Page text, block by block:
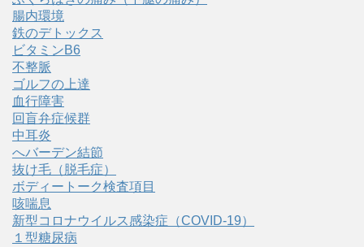
腸内環境
鉄のデトックス
ビタミンB6
不整脈
ゴルフの上達
血行障害
回盲弁症候群
中耳炎
へバーデン結節
抜け毛（脱毛症）
ボディートーク検査項目
咳喘息
新型コロナウイルス感染症（COVID‑19）
１型糖尿病